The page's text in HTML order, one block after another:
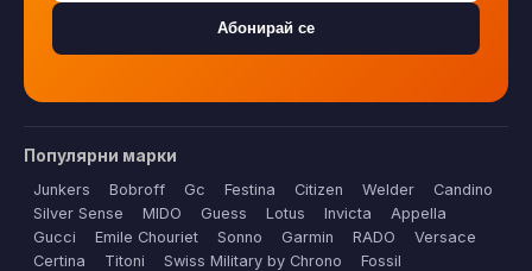
Абонирай се
Популярни марки
Junkers Bobroff Gc Festina Citizen Welder
Candino
Silver Sense
MIDO Guess Lotus Invicta
Appella
Gucci
Emile Chouriet Sonno Garmin RADO
Versace
Certina
Titoni Swiss Military by Chrono Fossil